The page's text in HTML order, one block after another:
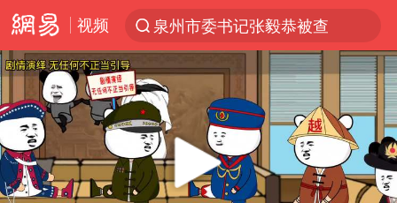
视频
泉州市委书记张毅恭被查
“电影+”如何激发千亿级消费新活力？
台风白海豚实时路径
陈垣宇0-3张禹珍 国乒男单全军覆没
中巨芯：上半年归母净利润1405.77万元